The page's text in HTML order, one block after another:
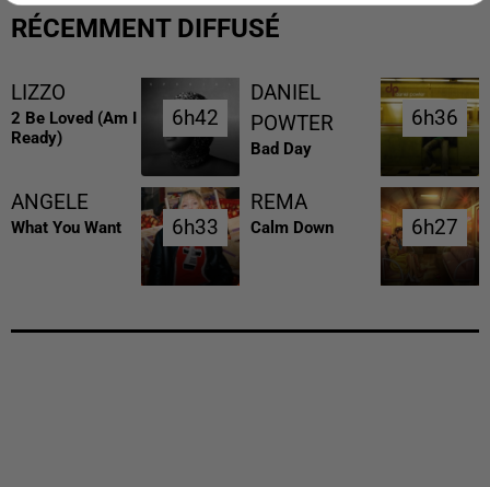
RÉCEMMENT DIFFUSÉ
LIZZO
2 Be Loved (am I
Ready)
6h42
6h42
DANIEL
POWTER
Bad Day
6h36
6h36
ANGELE
What You Want 6h33
6h33
REMA
Calm Down 6h27
6h27